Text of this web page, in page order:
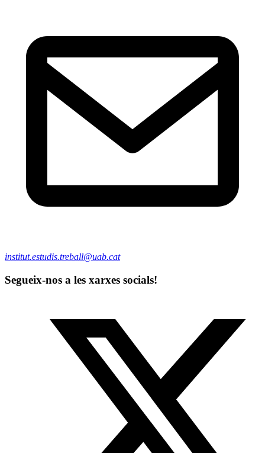
institut.estudis.treball@uab.cat
Segueix-nos a les xarxes socials!